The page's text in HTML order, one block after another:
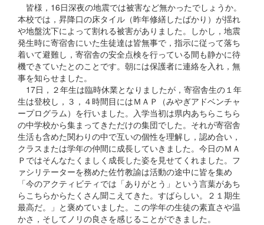
皆様，16日深夜の地震では被害など無かったでしょうか。
本校では，昇降口の床タイル（昨年修繕したばかり）が揺れ
や地盤沈下によって割れる被害がありました。しかし，地震
発生時に寄宿舎にいた生徒達は皆無事で，指示に従って落ち
着いて避難し，寄宿舎の安全点検を行っている間も静かに待
機できていたとのことです。朝には保護者に連絡を入れ，無
事を知らせました。
17日，２年生は臨時休業となりましたが，寄宿舎生の１年
生は登校し，３，４時間目にはＭＡＰ（みやぎアドベンチャ
ープログラム）を行いました。入学当初は県内あちらこちら
の中学校から集まってきただけの集団でした。それが寄宿舎
生活も含めた関わりの中で互いの個性を理解し，認め合い，
クラスまたは学年の仲間に成長していきました。今日のＭＡ
Ｐではそんなたくましく成長した姿を見せてくれました。フ
ァシリテーターを務めた佐竹教諭は活動の途中に皆を集め
「今のアクティビティでは「ありがとう」という言葉があち
らこちらからたくさん聞こえてきた。すばらしい。２１期生
最高だ。」と褒めていました。この学年の生徒の素直さや温
かさ，そしてノリの良さを感じることができました。